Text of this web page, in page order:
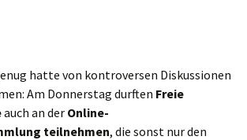
hatte von kontroversen Diskussionen
Am Donnerstag durften Freie
auch an der Online-
teilnehmen, die sonst nur den